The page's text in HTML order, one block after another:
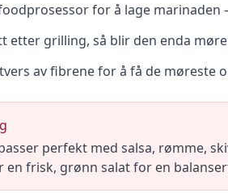
for å lage marinaden
etter grilling, så blir den enda
av fibrene for å få de møreste
perfekt med salsa, rømme,
en frisk, grønn salat for en